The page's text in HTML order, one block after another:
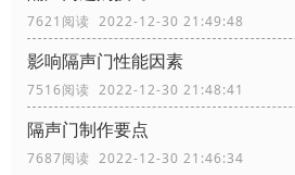
7621阅读 2022-12-30 21:49:48
影响隔声门性能因素
7516阅读 2022-12-30 21:48:41
隔声门制作要点
7687阅读 2022-12-30 21:46:34